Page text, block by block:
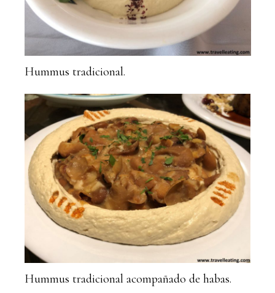
Hummus tradicional.
Hummus tradicional acompañado de habas.